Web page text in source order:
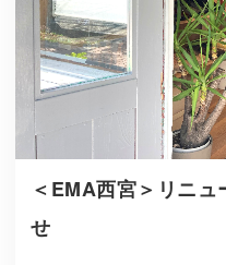
＜EMA西宮＞リニ
せ